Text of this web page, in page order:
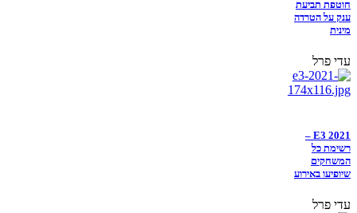
חוטפת תביעת
ענק על הטרדה
מינית
עדי פרל
E3 2021 –
רשימת כל
המשחקים
שיופיעו באירוע
עדי פרל